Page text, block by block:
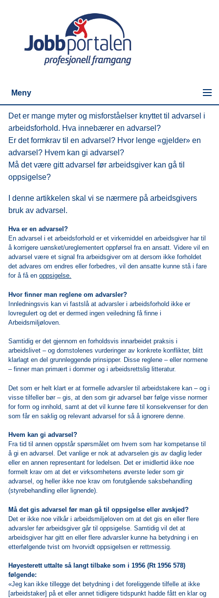
Meny
Det er mange myter og misforståelser knyttet til advarsel i
arbeidsforhold. Hva innebærer en advarsel?
Er det formkrav til en advarsel? Hvor lenge «gjelder» en
advarsel? Hvem kan gi advarsel?
Må det være gitt advarsel før arbeidsgiver kan gå til
oppsigelse?
I denne artikkelen skal vi se nærmere på arbeidsgivers
bruk av advarsel.
Hva er en advarsel?
En advarsel i et arbeidsforhold er et virkemiddel en arbeidsgiver har til
å korrigere uønsket/ureglementert oppførsel fra en ansatt. Videre vil en
advarsel være et signal fra arbeidsgiver om at dersom ikke forholdet
det advares om endres eller forbedres, vil den ansatte kunne stå i fare
for å få en oppsigelse.
Hvor finner man reglene om advarsler?
Innledningsvis kan vi fastslå at advarsler i arbeidsforhold ikke er
lovregulert og det er dermed ingen veiledning få finne i
Arbeidsmiljøloven.
Samtidig er det gjennom en forholdsvis innarbeidet praksis i
arbeidslivet – og domstolenes vurderinger av konkrete konflikter, blitt
klarlagt en del grunnleggende prinsipper. Disse reglene – eller normene
– finner man primært i dommer og i arbeidsrettslig litteratur.
Det som er helt klart er at formelle advarsler til arbeidstakere kan – og i
visse tilfeller bør – gis, at den som gir advarsel bør følge visse normer
for form og innhold, samt at det vil kunne føre til konsekvenser for den
som får en saklig og relevant advarsel for så å ignorere denne.
Hvem kan gi advarsel?
Fra tid til annen oppstår spørsmålet om hvem som har kompetanse til
å gi en advarsel. Det vanlige er nok at advarselen gis av daglig leder
eller en annen representant for ledelsen. Det er imidlertid ikke noe
formelt krav om at det er virksomhetens øverste leder som gir
advarsel, og heller ikke noe krav om forutgående saksbehandling
(styrebehandling eller lignende).
Må det gis advarsel før man gå til oppsigelse eller avskjed?
Det er ikke noe vilkår i arbeidsmiljøloven om at det gis en eller flere
advarsler før arbeidsgiver går til oppsigelse. Samtidig vil det at
arbeidsgiver har gitt en eller flere advarsler kunne ha betydning i en
etterfølgende tvist om hvorvidt oppsigelsen er rettmessig.
Høyesterett uttalte så langt tilbake som i 1956 (Rt 1956 578)
følgende:
«Jeg kan ikke tillegge det betydning i det foreliggende tilfelle at ikke
[arbeidstaker] på et eller annet tidligere tidspunkt hadde fått en klar og